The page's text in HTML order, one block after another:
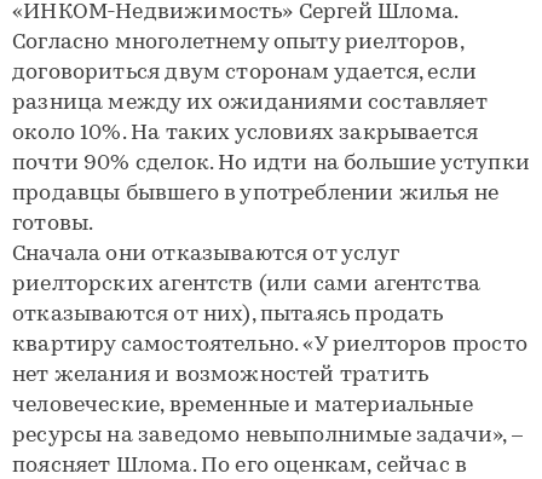
«ИНКОМ-Недвижимость» Сергей Шлома.
Согласно многолетнему опыту риелторов,
договориться двум сторонам удается, если
разница между их ожиданиями составляет
около 10%. На таких условиях закрывается
почти 90% сделок. Но идти на большие уступки
продавцы бывшего в употреблении жилья не
готовы.
Сначала они отказываются от услуг
риелторских агентств (или сами агентства
отказываются от них), пытаясь продать
квартиру самостоятельно. «У риелторов просто
нет желания и возможностей тратить
человеческие, временные и материальные
ресурсы на заведомо невыполнимые задачи», –
поясняет Шлома. По его оценкам, сейчас в